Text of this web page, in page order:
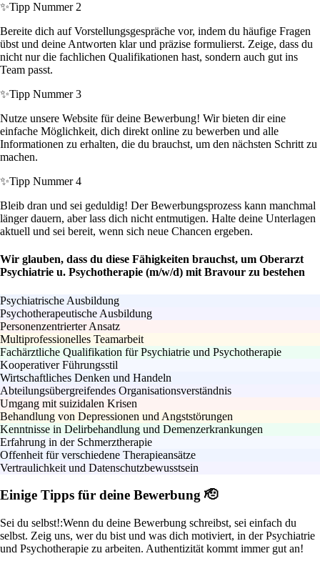
✨Tipp Nummer 2
Bereite dich auf Vorstellungsgespräche vor, indem du häufige Fragen
übst und deine Antworten klar und präzise formulierst. Zeige, dass du
nicht nur die fachlichen Qualifikationen hast, sondern auch gut ins
Team passt.
✨Tipp Nummer 3
Nutze unsere Website für deine Bewerbung! Wir bieten dir eine
einfache Möglichkeit, dich direkt online zu bewerben und alle
Informationen zu erhalten, die du brauchst, um den nächsten Schritt zu
machen.
✨Tipp Nummer 4
Bleib dran und sei geduldig! Der Bewerbungsprozess kann manchmal
länger dauern, aber lass dich nicht entmutigen. Halte deine Unterlagen
aktuell und sei bereit, wenn sich neue Chancen ergeben.
Wir glauben, dass du diese Fähigkeiten brauchst, um Oberarzt
Psychiatrie u. Psychotherapie (m/w/d) mit Bravour zu bestehen
Psychiatrische Ausbildung
Psychotherapeutische Ausbildung
Personenzentrierter Ansatz
Multiprofessionelles Teamarbeit
Fachärztliche Qualifikation für Psychiatrie und Psychotherapie
Kooperativer Führungsstil
Wirtschaftliches Denken und Handeln
Abteilungsübergreifendes Organisationsverständnis
Umgang mit suizidalen Krisen
Behandlung von Depressionen und Angststörungen
Kenntnisse in Delirbehandlung und Demenzerkrankungen
Erfahrung in der Schmerztherapie
Offenheit für verschiedene Therapieansätze
Vertraulichkeit und Datenschutzbewusstsein
Einige Tipps für deine Bewerbung 🫡
Sei du selbst!:Wenn du deine Bewerbung schreibst, sei einfach du
selbst. Zeig uns, wer du bist und was dich motiviert, in der Psychiatrie
und Psychotherapie zu arbeiten. Authentizität kommt immer gut an!